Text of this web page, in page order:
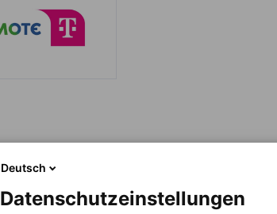
Deutsch
Datenschutzeinstellungen